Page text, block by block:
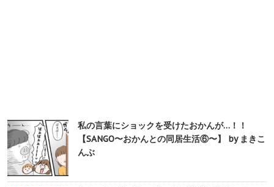
私の言葉にショックを受けたおかんが…！！
【SANGO〜おかんとの同居生活⑥〜】 by まきこ
んぶ